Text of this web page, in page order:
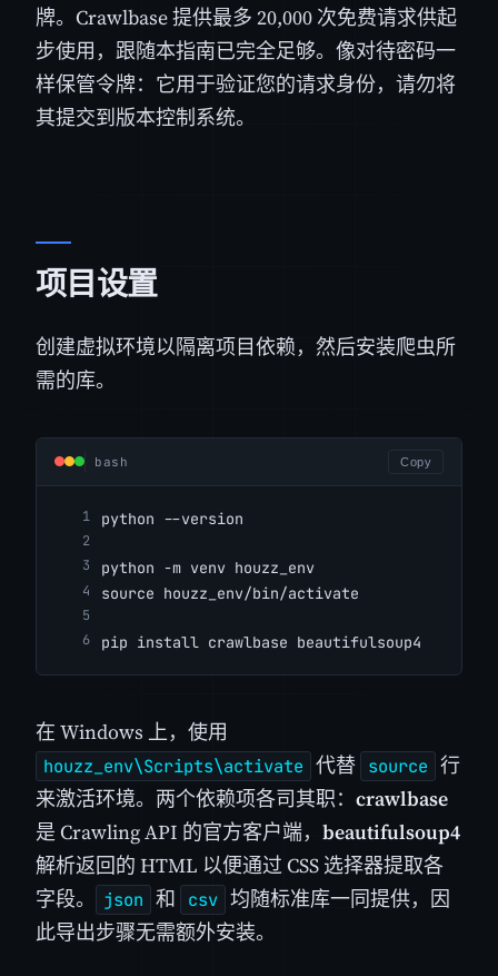
牌。Crawlbase 提供最多 20,000 次免费请求供起
步使用，跟随本指南已完全足够。像对待密码一
样保管令牌：它用于验证您的请求身份，请勿将
其提交到版本控制系统。
项目设置
创建虚拟环境以隔离项目依赖，然后安装爬虫所
需的库。
bash Copy
python --version
python -m venv houzz_env
source houzz_env/bin/activate
pip install crawlbase beautifulsoup4
在 Windows 上，使用
houzz_env\Scripts\activate 代替 source 行
来激活环境。两个依赖项各司其职： crawlbase
是 Crawling API 的官方客户端， beautifulsoup4
解析返回的 HTML 以便通过 CSS 选择器提取各
字段。
json 和 csv 均随标准库一同提供，因
此导出步骤无需额外安装。